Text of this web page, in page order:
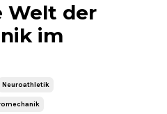
Welt der
im
Neuroathletik